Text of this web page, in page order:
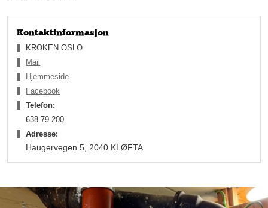
Trygt og godt
Krokens avdeling i Oslo, som tidligere lå på Skedsmo, har vært
årrekke, godt hjulpet av selgere med over 20 års
bransjeerfaring.
Kontaktinformasjon
KROKEN OSLO
Mail
Hjemmeside
Facebook
Telefon:
638 79 200
Adresse:
Haugervegen 5, 2040 KLØFTA